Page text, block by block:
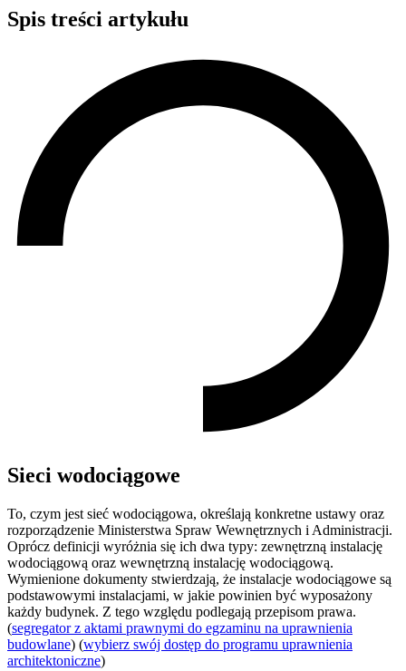
Spis treści artykułu
Sieci wodociągowe
To, czym jest sieć wodociągowa, określają konkretne ustawy oraz
rozporządzenie Ministerstwa Spraw Wewnętrznych i Administracji.
Oprócz definicji wyróżnia się ich dwa typy: zewnętrzną instalację
wodociągową oraz wewnętrzną instalację wodociągową.
Wymienione dokumenty stwierdzają, że instalacje wodociągowe są
podstawowymi instalacjami, w jakie powinien być wyposażony
każdy budynek. Z tego względu podlegają przepisom prawa.
(segregator z aktami prawnymi do egzaminu na uprawnienia
budowlane) (wybierz swój dostęp do programu uprawnienia
architektoniczne)